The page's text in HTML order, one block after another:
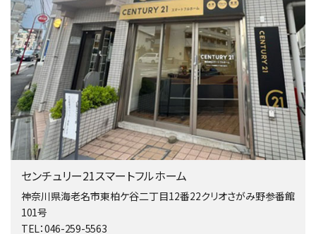
南側道路に面しており日当たり良好。 キッチンから…
第4位
5,480万円
4ＬＤＫ
相模大野駅
バ9分・歩4分
２０１５年６月築、積水ハウス施工住宅です。 南東…
第5位
3,680万円
バ19分・ 歩8分
開放感があり日当たり良好な南西・北西角地区画。 …
センチュリー21スマートフルホーム
神奈川県海老名市東柏ケ谷二丁目12番22クリオさがみ野参番館
101号
TEL：046-259-5563